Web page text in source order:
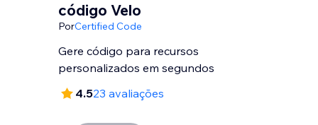
código Velo
PorCertified Code
Gere código para recursos
personalizados em segundos
4.523 avaliações